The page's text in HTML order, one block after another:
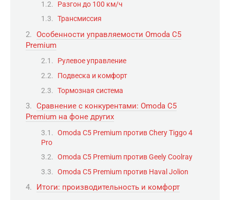
Разгон до 100 км/ч
Трансмиссия
Особенности управляемости Omoda C5
Premium
Рулевое управление
Подвеска и комфорт
Тормозная система
Сравнение с конкурентами: Omoda C5
Premium на фоне других
Omoda C5 Premium против Chery Tiggo 4
Pro
Omoda C5 Premium против Geely Coolray
Omoda C5 Premium против Haval Jolion
Итоги: производительность и комфорт